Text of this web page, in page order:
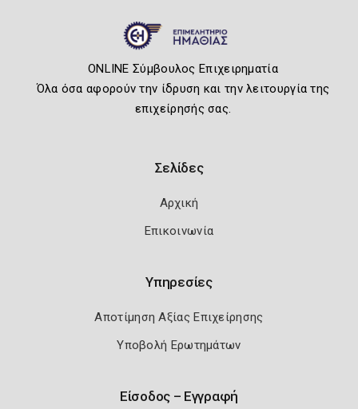
ONLINE Σύμβουλος Επιχειρηματία
Όλα όσα αφορούν την ίδρυση και την λειτουργία της
επιχείρησής σας.
Σελίδες
Αρχική
Επικοινωνία
Υπηρεσίες
Αποτίμηση Αξίας Επιχείρησης
Υποβολή Ερωτημάτων
Είσοδος – Εγγραφή